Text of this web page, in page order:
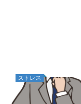
ストレス